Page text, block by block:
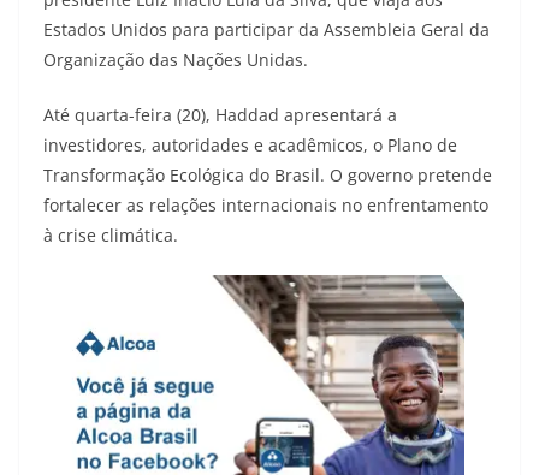
Estados Unidos para participar da Assembleia Geral da
Organização das Nações Unidas.
Até quarta-feira (20), Haddad apresentará a
investidores, autoridades e acadêmicos, o Plano de
Transformação Ecológica do Brasil. O governo pretende
fortalecer as relações internacionais no enfrentamento
à crise climática.